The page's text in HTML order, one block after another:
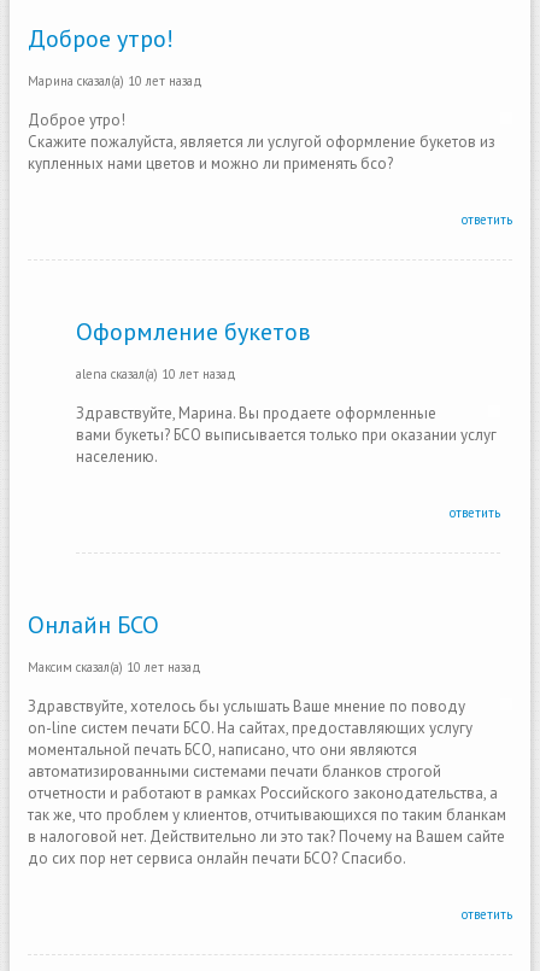
Доброе утро!
Марина сказал(а) 10 лет назад
Доброе утро!
Скажите пожалуйста, является ли услугой оформление букетов из
купленных нами цветов и можно ли применять бсо?
ответить
Оформление букетов
alena сказал(а) 10 лет назад
Здравствуйте, Марина. Вы продаете оформленные
вами букеты? БСО выписывается только при оказании услуг
населению.
ответить
Онлайн БСО
Максим сказал(а) 10 лет назад
Здравствуйте, хотелось бы услышать Ваше мнение по поводу
on-line систем печати БСО. На сайтах, предоставляющих услугу
моментальной печать БСО, написано, что они являются
автоматизированными системами печати бланков строгой
отчетности и работают в рамках Российского законодательства, а
так же, что проблем у клиентов, отчитывающихся по таким бланкам
в налоговой нет. Действительно ли это так? Почему на Вашем сайте
до сих пор нет сервиса онлайн печати БСО? Спасибо.
ответить